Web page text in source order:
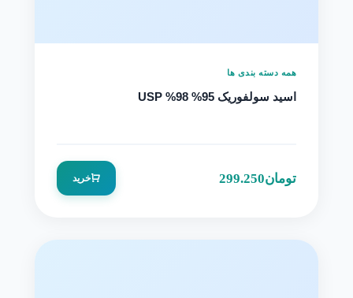
همه دسته بندی ها
اسید سولفوریک 95% 98% USP
تومان299.250 خرید